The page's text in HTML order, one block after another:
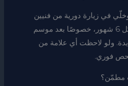
في زيارة دورية من فنيين
متخصصين كل سنة أو حتى كل 6 شهور، خصوصًا بعد موسم
ولو لاحظت أي علامة من
فوري.
مطمّن؟